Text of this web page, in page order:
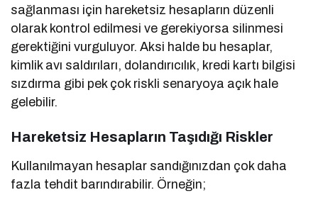
sağlanması için hareketsiz hesapların düzenli
olarak kontrol edilmesi ve gerekiyorsa silinmesi
gerektiğini vurguluyor. Aksi halde bu hesaplar,
kimlik avı saldırıları, dolandırıcılık, kredi kartı bilgisi
sızdırma gibi pek çok riskli senaryoya açık hale
gelebilir.
Hareketsiz Hesapların Taşıdığı Riskler
Kullanılmayan hesaplar sandığınızdan çok daha
fazla tehdit barındırabilir. Örneğin;